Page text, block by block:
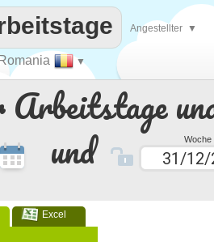
Arbeitstage
und Woche
Excel
Tag
▼
Angestellter ▼